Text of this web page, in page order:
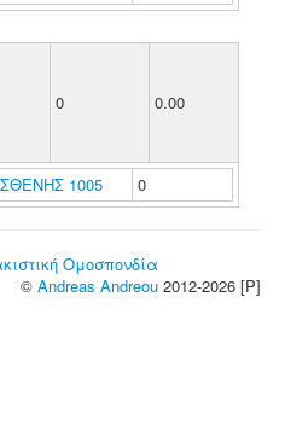
0 0.00
1005 0
Ομοσπονδία
© Andreas Andreou 2012-2026 [P]